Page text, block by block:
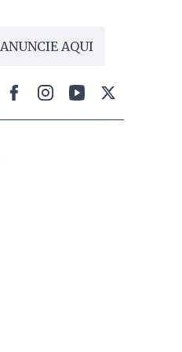
ANUNCIE AQUI